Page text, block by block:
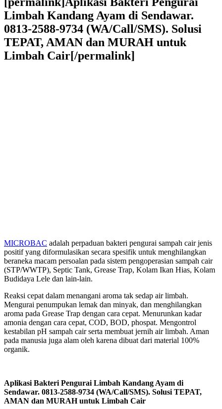
Limbah Kandang Ayam di Sendawar.
0813-2588-9734 (WA/Call/SMS). Solusi
TEPAT, AMAN dan MURAH untuk
Limbah Cair[/permalink]
MICROBAC adalah perpaduan bakteri pengurai sampah cair jenis
positif yang diformulasikan secara spesifik untuk menghilangkan
beraneka macam persoalan pada sistem pengoperasian sampah cair
(STP/WWTP), Septic Tank, Grease Trap, Kolam Ikan Hias, Kolam
Budidaya Lele dan lain-lain.
Reaksi cepat dalam menangani aroma tak sedap air limbah.
Mengurai penumpukan lemak dan minyak, dan menghilangkan
aroma pada Grease Trap dengan cara cepat. Menurunkan kadar
amonia dengan cara cepat, COD, BOD, phospat. Mengontrol
kestabilan pH sampah cair serta membuat jernih air limbah. Aman
pada manusia juga alam oleh karena dibuat dari material 100%
organik.
Aplikasi Bakteri Pengurai Limbah Kandang Ayam di
Sendawar. 0813-2588-9734 (WA/Call/SMS). Solusi TEPAT,
AMAN dan MURAH untuk Limbah Cair